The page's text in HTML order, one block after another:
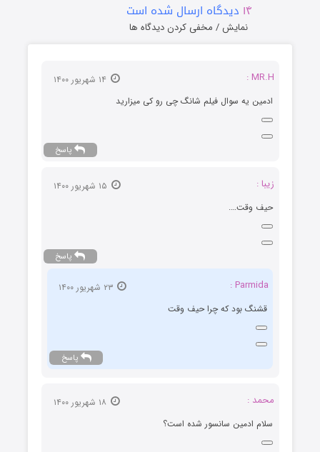
۱۴ دیدگاه ارسال شده است
نمایش / مخفی کردن دیدگاه ها
MR.H :
ادمین یه سوال فیلم شانگ چی رو کی میزارید
پاسخ
زیبا :
حیف وقت….
پاسخ
Parmida :
قشنگ بود که چرا حیف وقت
پاسخ
محمد :
سلام ادمین سانسور شده است؟